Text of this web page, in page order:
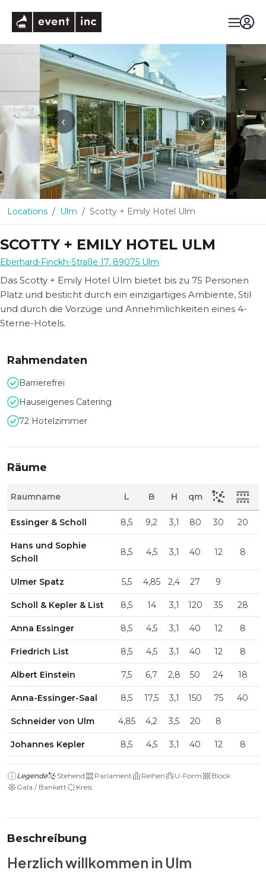
‹ ›
Locations Ulm Scotty + Emily Hotel Ulm
SCOTTY + EMILY HOTEL ULM
Eberhard-Finckh-Straße 17, 89075 Ulm
Das Scotty + Emily Hotel Ulm bietet bis zu 75 Personen
Platz und besticht durch ein einzigartiges Ambiente, Stil
und durch die Vorzüge und Annehmlichkeiten eines 4-
Sterne-Hotels.
Rahmendaten
Barrierefrei
Hauseigenes Catering
72 Hotelzimmer
Räume
Raumname L B H qm
Essinger & Scholl 8,5 9,2 3,1 80 30 20
Hans und Sophie
Scholl
8,5 4,5 3,1 40 12 8
Ulmer Spatz 5,5 4,85 2,4 27 9
Scholl & Kepler & List 8,5 14 3,1 120 35 28
Anna Essinger 8,5 4,5 3,1 40 12 8
Friedrich List 8,5 4,5 3,1 40 12 8
Albert Einstein 7,5 6,7 2,8 50 24 18
Anna-Essinger-Saal 8,5 17,5 3,1 150 75 40
Schneider von Ulm 4,85 4,2 3,5 20 8
Johannes Kepler 8,5 4,5 3,1 40 12 8
Legende Stehend Parlament Reihen U-Form
Block
Gala / Bankett
Kreis
Beschreibung
Herzlich willkommen in Ulm